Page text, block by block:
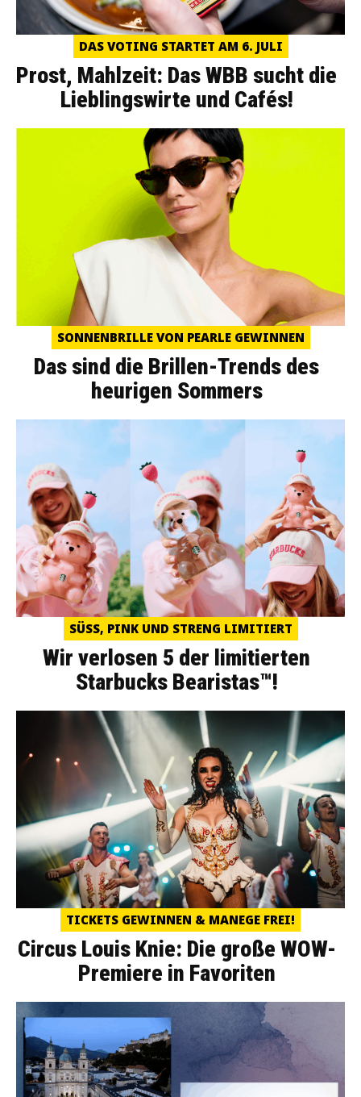
DAS VOTING STARTET AM 6. JULI
Prost, Mahlzeit: Das WBB sucht die
Lieblingswirte und Cafés!
SONNENBRILLE VON PEARLE GEWINNEN
Das sind die Brillen-Trends des
heurigen Sommers
SÜSS, PINK UND STRENG LIMITIERT
Wir verlosen 5 der limitierten
Starbucks Bearistas™!
TICKETS GEWINNEN & MANEGE FREI!
Circus Louis Knie: Die große WOW-
Premiere in Favoriten